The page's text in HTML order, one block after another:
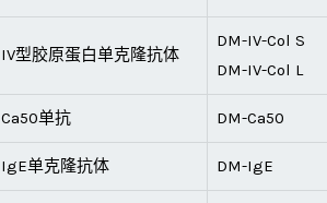
IV型胶原蛋白单克隆抗体
DM-IV-Col S
DM-IV-Col L
Ca50单抗 DM-Ca50
IgE单克隆抗体 DM-IgE